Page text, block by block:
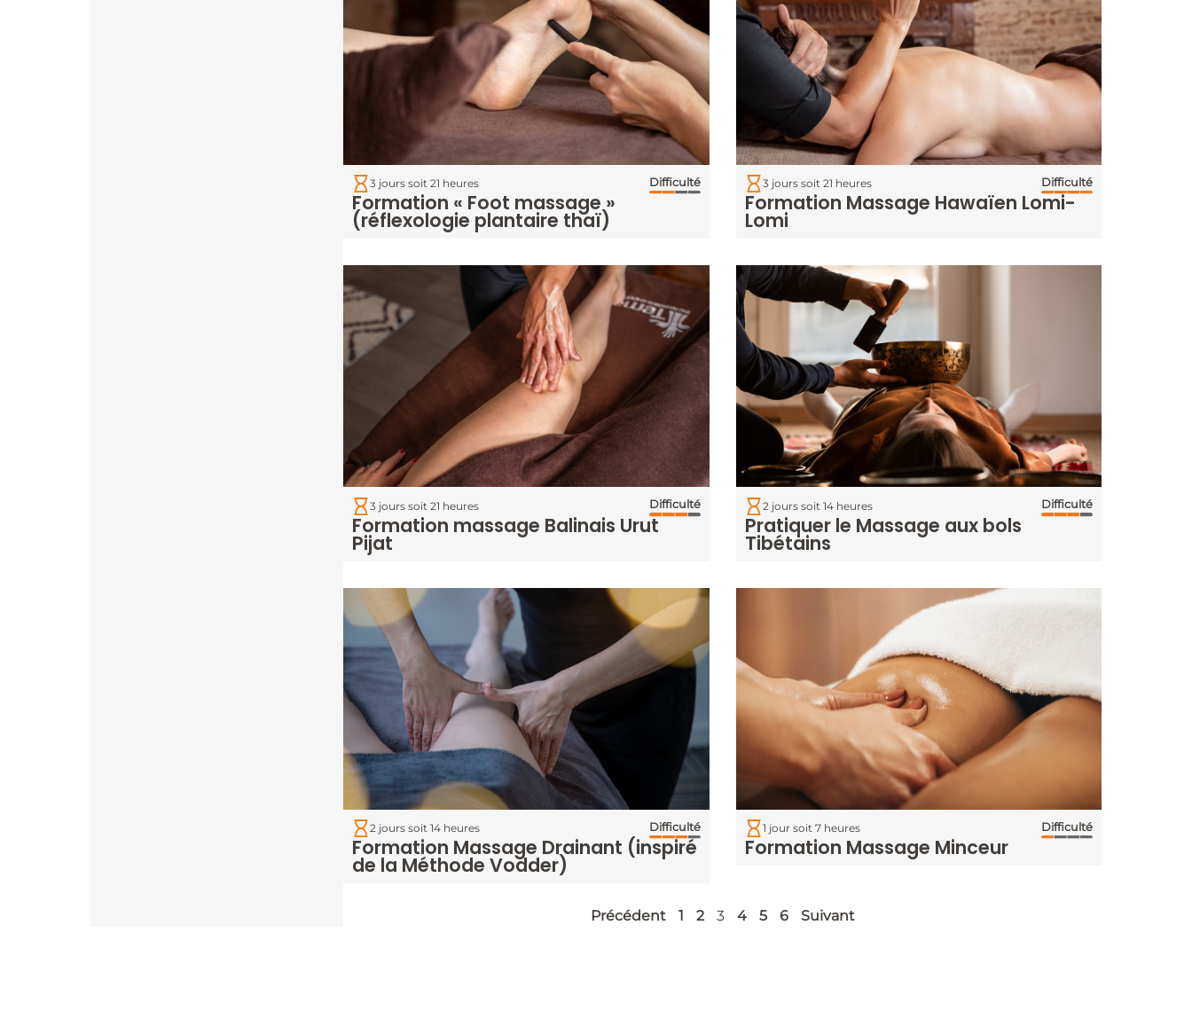
3 jours soit 21 heures Difficulté
Formation « Foot massage »
(réflexologie plantaire thaï)
3 jours soit 21 heures Difficulté
Formation Massage Hawaïen Lomi-
Lomi
3 jours soit 21 heures Difficulté
Formation massage Balinais Urut
Pijat
2 jours soit 14 heures Difficulté
Pratiquer le Massage aux bols
Tibétains
2 jours soit 14 heures Difficulté
Formation Massage Drainant (inspiré
de la Méthode Vodder)
1 jour soit 7 heures Difficulté
Formation Massage Minceur
Précédent 1 2 3 4 5 6 Suivant